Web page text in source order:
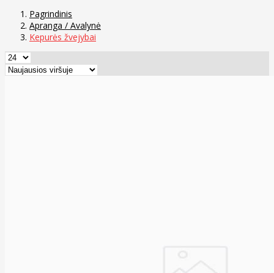
Pagrindinis
Apranga / Avalynė
Kepurės žvejybai